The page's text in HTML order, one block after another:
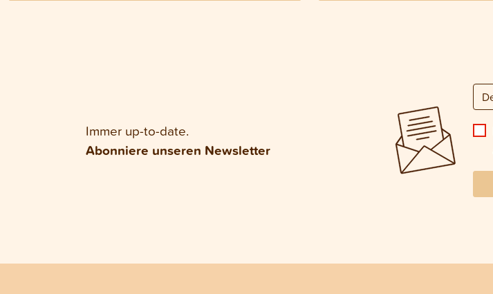
Immer up-to-date.
Abonniere unseren Newsletter